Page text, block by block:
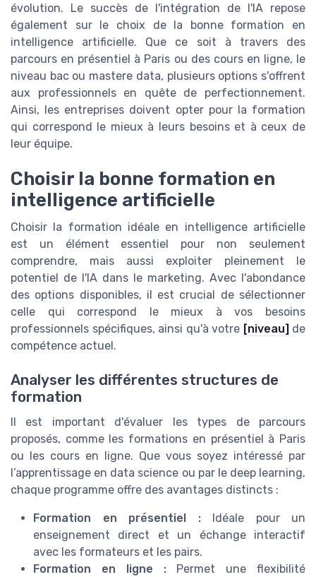
évolution. Le succès de l'intégration de l'IA repose
également sur le choix de la bonne formation en
intelligence artificielle. Que ce soit à travers des
parcours en présentiel à Paris ou des cours en ligne, le
niveau bac ou mastere data, plusieurs options s'offrent
aux professionnels en quête de perfectionnement.
Ainsi, les entreprises doivent opter pour la formation
qui correspond le mieux à leurs besoins et à ceux de
leur équipe.
Choisir la bonne formation en
intelligence artificielle
Choisir la formation idéale en intelligence artificielle
est un élément essentiel pour non seulement
comprendre, mais aussi exploiter pleinement le
potentiel de l'IA dans le marketing. Avec l'abondance
des options disponibles, il est crucial de sélectionner
celle qui correspond le mieux à vos besoins
professionnels spécifiques, ainsi qu'à votre [niveau] de
compétence actuel.
Analyser les différentes structures de
formation
Il est important d'évaluer les types de parcours
proposés, comme les formations en présentiel à Paris
ou les cours en ligne. Que vous soyez intéressé par
l’apprentissage en data science ou par le deep learning,
chaque programme offre des avantages distincts :
Formation en présentiel :Idéale pour un
enseignement direct et un échange interactif
avec les formateurs et les pairs.
Formation en ligne :Permet une flexibilité